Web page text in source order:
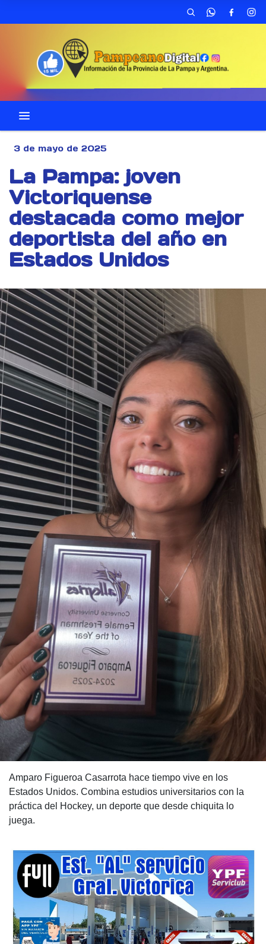
3 de mayo de 2025
La Pampa: joven
Victoriquense
destacada como mejor
deportista del año en
Estados Unidos
Amparo Figueroa Casarrota hace tiempo vive en los
Estados Unidos. Combina estudios universitarios con la
práctica del Hockey, un deporte que desde chiquita lo
juega.